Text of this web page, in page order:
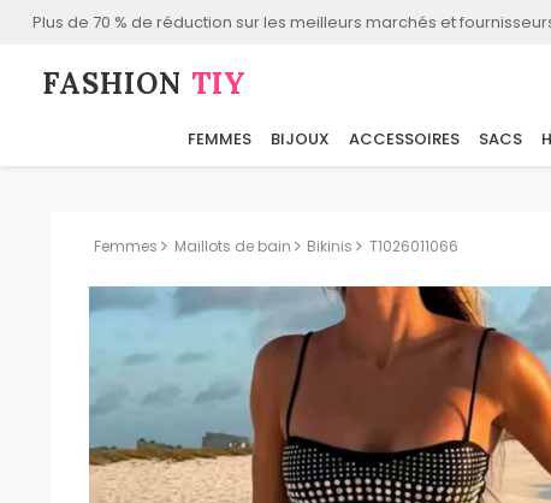
Plus de 70 % de réduction sur les meilleurs marchés et
FASHION⁠ TIY
FEMMES BIJOUX ACCESSOIRES SACS
Femmes Maillots de bain Bikinis T1026011066